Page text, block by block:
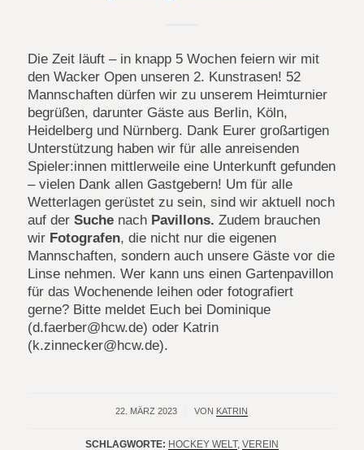
Die Zeit läuft – in knapp 5 Wochen feiern wir mit
den Wacker Open unseren 2. Kunstrasen! 52
Mannschaften dürfen wir zu unserem Heimturnier
begrüßen, darunter Gäste aus Berlin, Köln,
Heidelberg und Nürnberg. Dank Eurer großartigen
Unterstützung haben wir für alle anreisenden
Spieler:innen mittlerweile eine Unterkunft gefunden
– vielen Dank allen Gastgebern! Um für alle
Wetterlagen gerüstet zu sein, sind wir aktuell noch
auf der Suchenach Pavillons. Zudem brauchen
wir Fotografen, die nicht nur die eigenen
Mannschaften, sondern auch unsere Gäste vor die
Linse nehmen. Wer kann uns einen Gartenpavillon
für das Wochenende leihen oder fotografiert
gerne? Bitte meldet Euch bei Dominique
(d.faerber@hcw.de) oder Katrin
(k.zinnecker@hcw.de).
22. MÄRZ 2023
/ VON KATRIN
SCHLAGWORTE: HOCKEY WELT, VEREIN